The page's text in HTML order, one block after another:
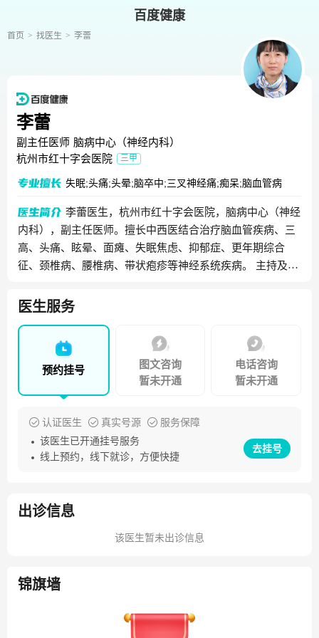
百度健康
首页 找医生 李蕾
李蕾
副主任医师 脑病中心（神经内科）
杭州市红十字会医院
三甲
失眠;头痛;头晕;脑卒中;三叉神经痛;痴呆;脑血管病
李蕾医生，杭州市红十字会医院，脑病中心（神经
内科），副主任医师。擅长中西医结合治疗脑血管疾病、三
高、头痛、眩晕、面瘫、失眠焦虑、抑郁症、更年期综合
征、颈椎病、腰椎病、带状疱疹等神经系统疾病。 主持及参
医生服务
预约挂号
图文咨询
暂未开通
电话咨询
暂未开通
认证医生 真实号源
服务保障
该医生已开通挂号服务
线上预约，线下就诊，方便快捷
去挂号
出诊信息
该医生暂未出诊信息
锦旗墙